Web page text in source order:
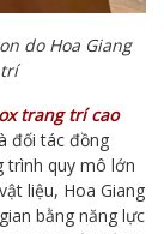
do Hoa Giang
trang trí cao
đối tác đồng
trình quy mô lớn
liệu, Hoa Giang
bằng năng lực